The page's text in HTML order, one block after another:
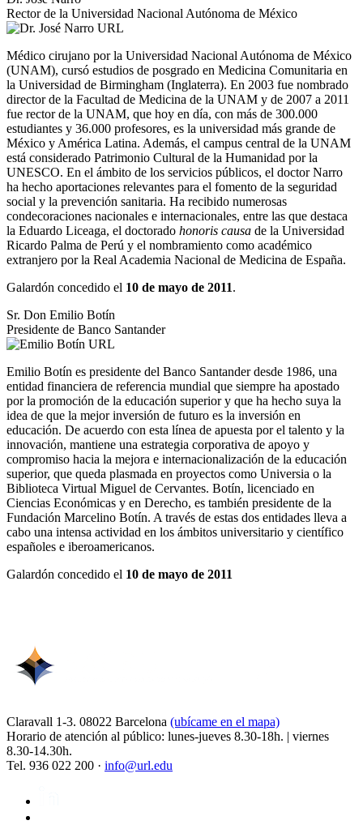
Rector de la Universidad Nacional Autónoma de México
Médico cirujano por la Universidad Nacional Autónoma de México
(UNAM), cursó estudios de posgrado en Medicina Comunitaria en
la Universidad de Birmingham (Inglaterra). En 2003 fue nombrado
director de la Facultad de Medicina de la UNAM y de 2007 a 2011
fue rector de la UNAM, que hoy en día, con más de 300.000
estudiantes y 36.000 profesores, es la universidad más grande de
México y América Latina. Además, el campus central de la UNAM
está considerado Patrimonio Cultural de la Humanidad por la
UNESCO. En el ámbito de los servicios públicos, el doctor Narro
ha hecho aportaciones relevantes para el fomento de la seguridad
social y la prevención sanitaria. Ha recibido numerosas
condecoraciones nacionales e internacionales, entre las que destaca
la Eduardo Liceaga, el doctorado honoris causa de la Universidad
Ricardo Palma de Perú y el nombramiento como académico
extranjero por la Real Academia Nacional de Medicina de España.
Galardón concedido el 10 de mayo de 2011.
Sr. Don Emilio Botín
Presidente de Banco Santander
Emilio Botín es presidente del Banco Santander desde 1986, una
entidad financiera de referencia mundial que siempre ha apostado
por la promoción de la educación superior y que ha hecho suya la
idea de que la mejor inversión de futuro es la inversión en
educación. De acuerdo con esta línea de apuesta por el talento y la
innovación, mantiene una estrategia corporativa de apoyo y
compromiso hacia la mejora e internacionalización de la educación
superior, que queda plasmada en proyectos como Universia o la
Biblioteca Virtual Miguel de Cervantes. Botín, licenciado en
Ciencias Económicas y en Derecho, es también presidente de la
Fundación Marcelino Botín. A través de estas dos entidades lleva a
cabo una intensa actividad en los ámbitos universitario y científico
españoles e iberoamericanos.
Galardón concedido el 10 de mayo de 2011
Claravall 1-3. 08022 Barcelona (ubícame en el mapa)
Horario de atención al público: lunes-jueves 8.30-18h. | viernes
8.30-14.30h.
Tel. 936 022 200 · info@url.edu